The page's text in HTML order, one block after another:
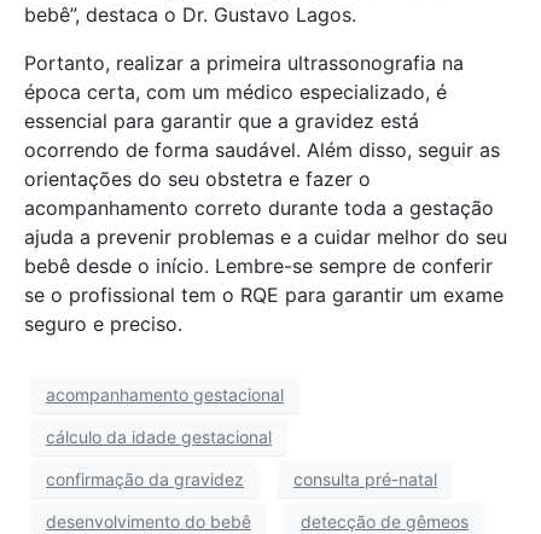
bebê”, destaca o Dr. Gustavo Lagos.
Portanto, realizar a primeira ultrassonografia na
época certa, com um médico especializado, é
essencial para garantir que a gravidez está
ocorrendo de forma saudável. Além disso, seguir as
orientações do seu obstetra e fazer o
acompanhamento correto durante toda a gestação
ajuda a prevenir problemas e a cuidar melhor do seu
bebê desde o início. Lembre-se sempre de conferir
se o profissional tem o RQE para garantir um exame
seguro e preciso.
acompanhamento gestacional
cálculo da idade gestacional
confirmação da gravidez consulta pré-natal
desenvolvimento do bebê detecção de gêmeos